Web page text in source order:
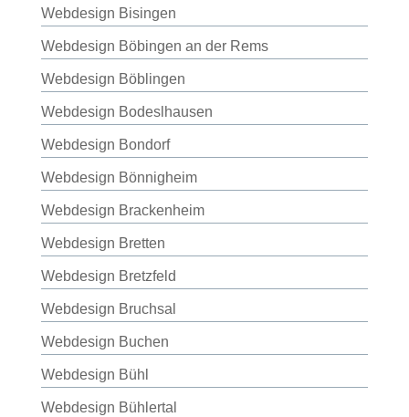
Webdesign Bisingen
Webdesign Böbingen an der Rems
Webdesign Böblingen
Webdesign Bodeslhausen
Webdesign Bondorf
Webdesign Bönnigheim
Webdesign Brackenheim
Webdesign Bretten
Webdesign Bretzfeld
Webdesign Bruchsal
Webdesign Buchen
Webdesign Bühl
Webdesign Bühlertal